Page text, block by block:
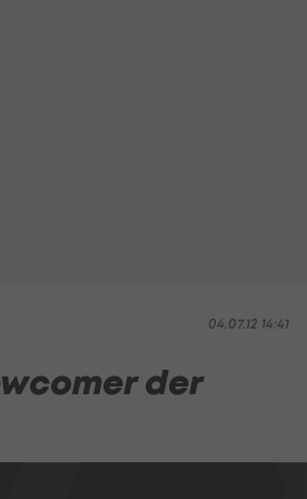
04.07.12 14:41
der